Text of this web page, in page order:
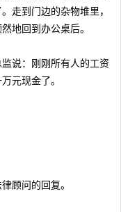
走到门边的杂物堆里，
地回到办公桌后。
说：刚刚所有人的工资
元现金了。
顾问的回复。